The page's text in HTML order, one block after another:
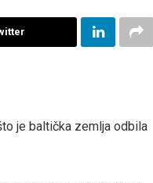
je baltička zemlja odbila